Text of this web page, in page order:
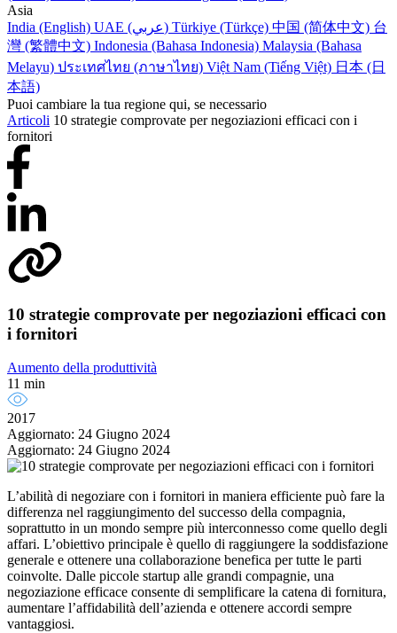
Asia
India (English)
UAE (عربي) Türkiye (Türkçe) 中国 (简体中文) 台
灣 (繁體中文) Indonesia (Bahasa Indonesia) Malaysia (Bahasa
Melayu) ประเทศไทย (ภาษาไทย) Việt Nam (Tiếng Việt) 日本 (日
本語)
Puoi cambiare la tua regione qui, se necessario
Articoli 10 strategie comprovate per negoziazioni efficaci con i
fornitori
10 strategie comprovate per negoziazioni efficaci con
i fornitori
Aumento della produttività
11 min
2017
Aggiornato: 24 Giugno 2024
Aggiornato: 24 Giugno 2024
L’abilità di negoziare con i fornitori in maniera efficiente può fare la
differenza nel raggiungimento del successo della compagnia,
soprattutto in un mondo sempre più interconnesso come quello degli
affari. L’obiettivo principale è quello di raggiungere la soddisfazione
generale e ottenere una collaborazione benefica per tutte le parti
coinvolte. Dalle piccole startup alle grandi compagnie, una
negoziazione efficace consente di semplificare la catena di fornitura,
aumentare l’affidabilità dell’azienda e ottenere accordi sempre
vantaggiosi.